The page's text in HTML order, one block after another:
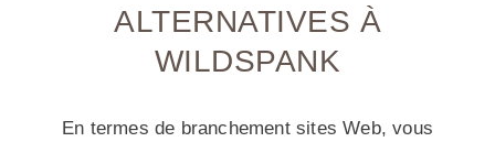
ALTERNATIVES À
WILDSPANK
En termes de branchement sites Web, vous